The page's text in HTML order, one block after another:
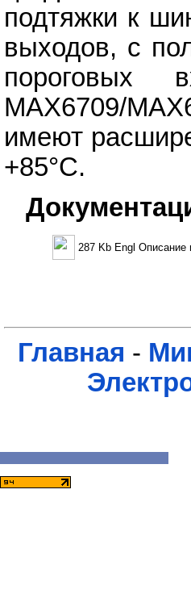
подтяжки к
выходов, с
пороговых
MAX6709/
имеют
+85°С.
287 Kb Engl Описание
Главная -